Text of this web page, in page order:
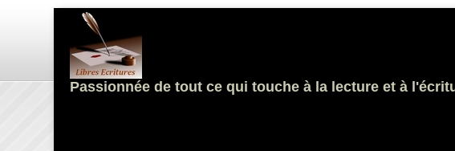
Passionnée de tout ce qui touche à la lecture et à